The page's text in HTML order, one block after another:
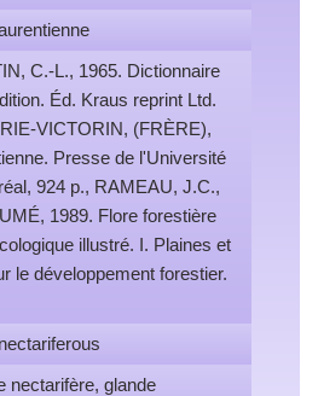
C.-L., 1965. Dictionnaire
Éd. Kraus reprint Ltd.
VICTORIN, (FRÈRE),
Presse de l'Université
924 p., RAMEAU, J.C.,
1989. Flore forestière
illustré. I. Plaines et
le développement forestier.
nectariferous
nectarifère, glande